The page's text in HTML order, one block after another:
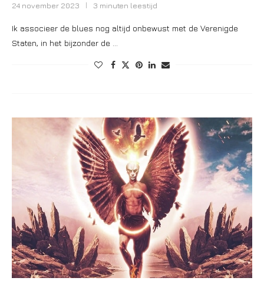
24 november 2023 3 minuten leestijd
Ik associeer de blues nog altijd onbewust met de Verenigde
Staten, in het bijzonder de …